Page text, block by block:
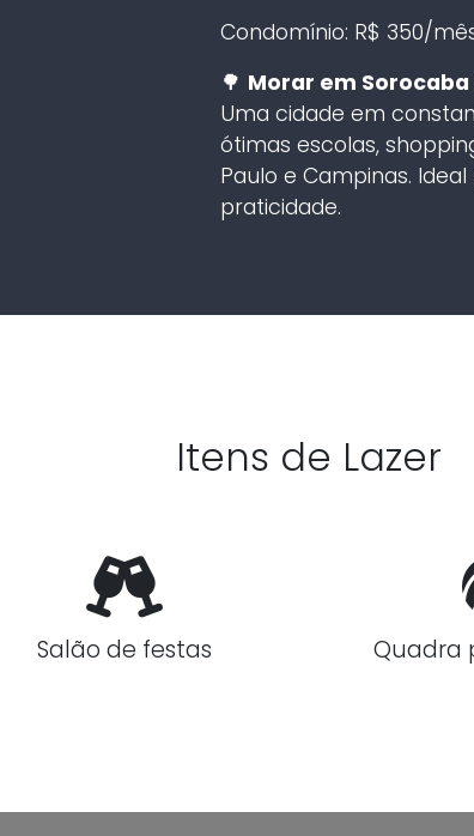
Condomínio: R$ 350/
🌳 Morar em
Uma cidade em
ótimas escolas,
Paulo e Campinas.
praticidade.
Itens de Lazer
Salão de festas Quadra